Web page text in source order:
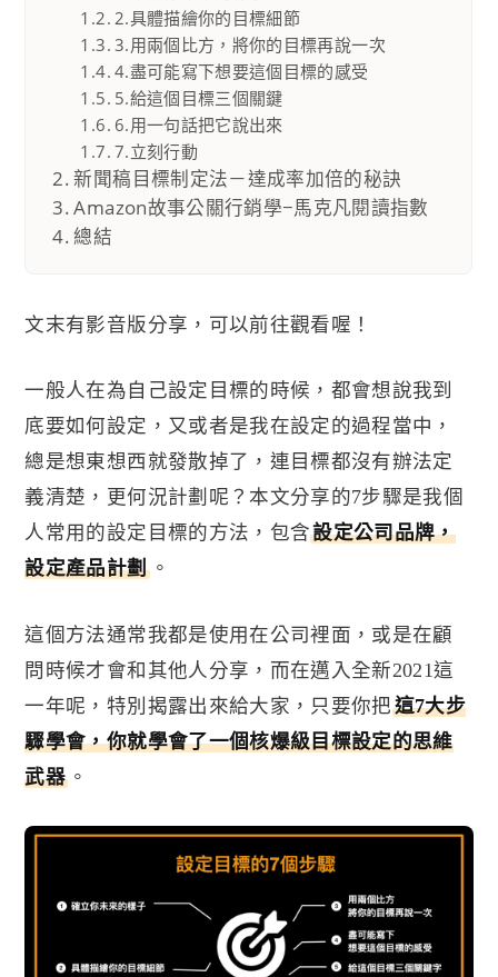
2.具體描繪你的目標細節
3.用兩個比方，將你的目標再說一次
4.盡可能寫下想要這個目標的感受
5.給這個目標三個關鍵
6.用一句話把它說出來
7.立刻行動
新聞稿目標制定法－達成率加倍的秘訣
Amazon故事公關行銷學−馬克凡閱讀指數
總結
文末有影音版分享，可以前往觀看喔！
一般人在為自己設定目標的時候，都會想說我到
底要如何設定，又或者是我在設定的過程當中，
總是想東想西就發散掉了，連目標都沒有辦法定
義清楚，更何況計劃呢？ 本文分享的7步驟是我個
人常用的設定目標的方法，包含設定公司品牌，
設定產品計劃。
這個方法通常我都是使用在公司裡面，或是在顧
問時候才會和其他人分享，而在邁入全新2021這
一年呢 ，特別揭露出來給大家，只要你把這7大步
驟學會，你就學會了一個核爆級目標設定的思維
武器 。